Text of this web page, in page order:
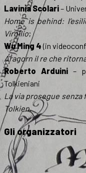
Lavinia Scolari–
Home is behind:
Virgilio;
Wu Ming 4(in
Aragorn il re che
Roberto Arduini –
Tolkieniani
La via prosegue
Tolkien.
Gli organizzatori